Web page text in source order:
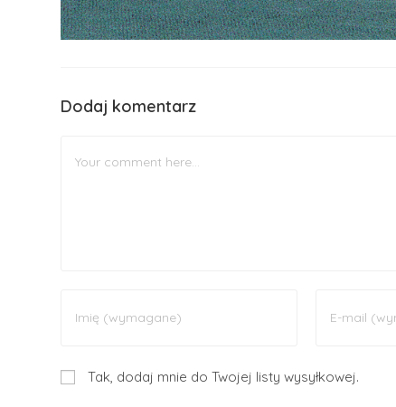
Dodaj komentarz
Tak, dodaj mnie do Twojej listy wysyłkowej.